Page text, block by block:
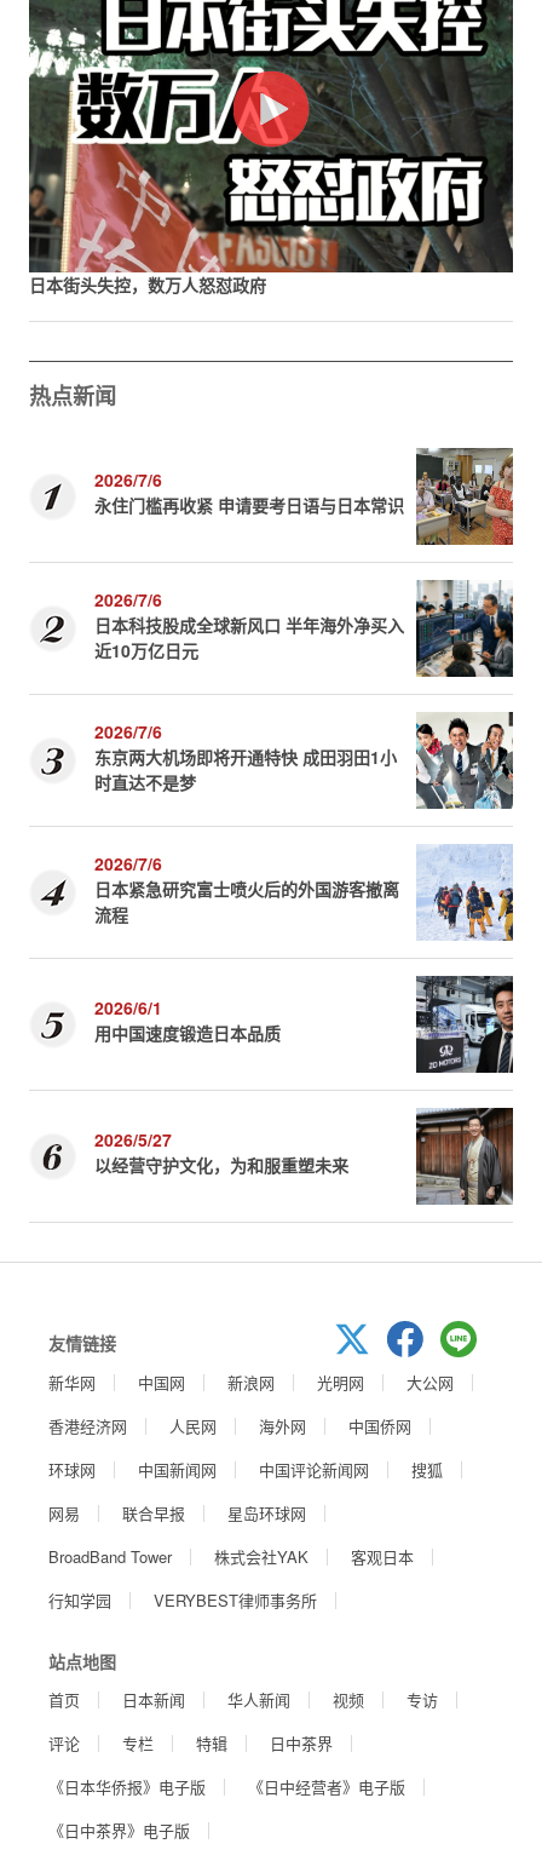
日本街头失控，数万人怒怼政府
热点新闻
2026/7/6
永住门槛再收紧 申请要考日语与日本常识
2026/7/6
日本科技股成全球新风口 半年海外净买入
近10万亿日元
2026/7/6
东京两大机场即将开通特快 成田羽田1小
时直达不是梦
2026/7/6
日本紧急研究富士喷火后的外国游客撤离
流程
2026/6/1
用中国速度锻造日本品质
2026/5/27
以经营守护文化，为和服重塑未来
友情链接
新华网 中国网 新浪网 光明网
大公网
香港经济网
人民网 海外网
中国侨网
环球网
中国新闻网 中国评论新闻网
搜狐
网易
联合早报
星岛环球网
BroadBand Tower
株式会社YAK
客观日本
行知学园
VERYBEST律师事务所
站点地图
首页 日本新闻 华人新闻 视频
专访
评论
专栏 特辑
日中茶界
《日本华侨报》电子版
《日中经营者》电子版
《日中茶界》电子版